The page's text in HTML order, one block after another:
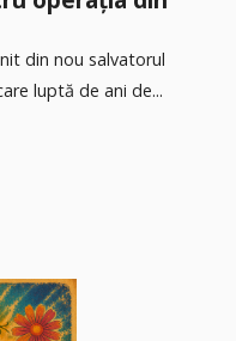
din nou salvatorul
luptă de ani de...